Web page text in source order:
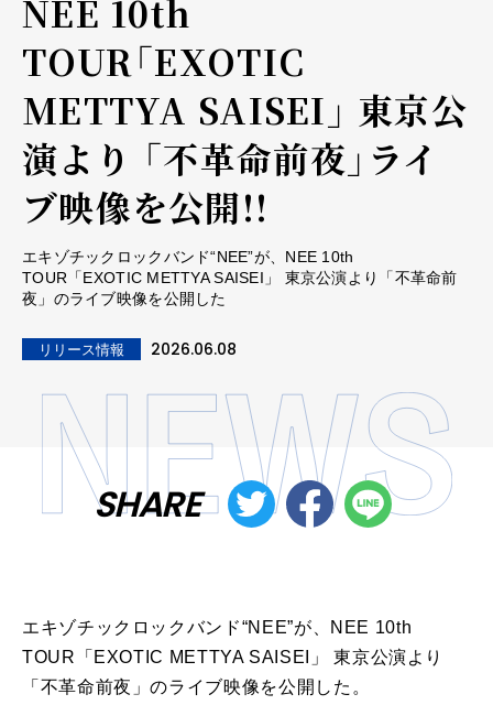
NEE 10th
TOUR「EXOTIC
METTYA SAISEI」 東京公
演より 「不革命前夜」ライ
ブ映像を公開!!
エキゾチックロックバンド“NEE”が、NEE 10th
TOUR「EXOTIC METTYA SAISEI」 東京公演より「不革命前
夜」のライブ映像を公開した
リリース情報 2026.06.08
SHARE
エキゾチックロックバンド“NEE”が、NEE 10th
TOUR「EXOTIC METTYA SAISEI」 東京公演より
「不革命前夜」のライブ映像を公開した。